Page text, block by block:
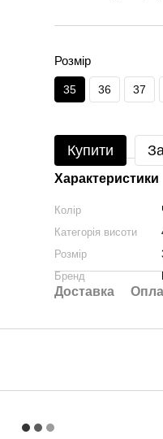
Розмір
35 36 37
Купити
Характеристики
Колір
Категорія висоти
Розмір
Бренд
Доставка